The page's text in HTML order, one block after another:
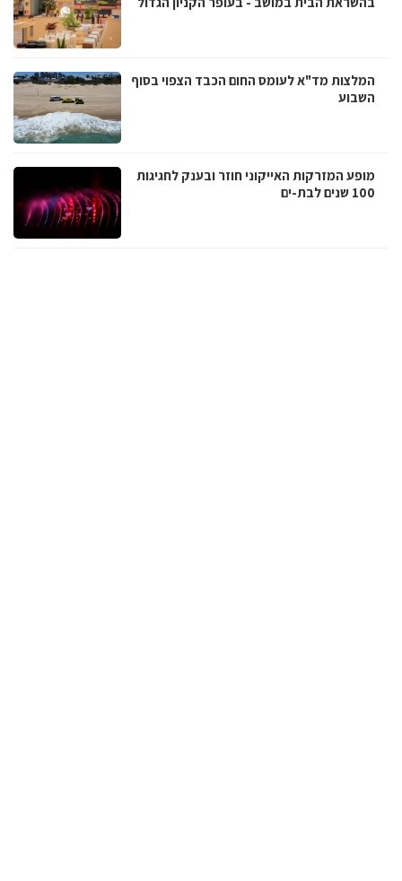
המלצות מד"א לעומס החום הכבד הצפוי בסוף
השבוע
מופע המזרקות האייקוני חוזר ובענק לחגיגות
100 שנים לבת-ים